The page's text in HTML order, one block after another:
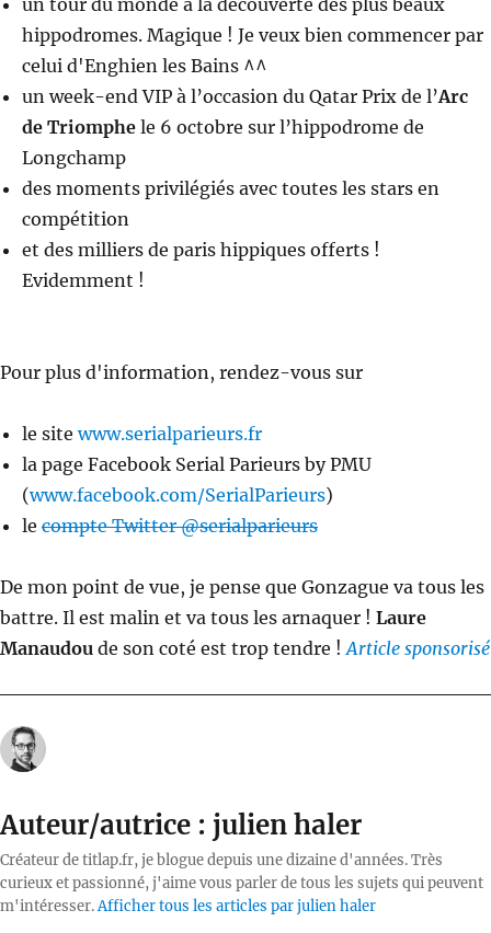
un tour du monde à la découverte des plus beaux
hippodromes. Magique ! Je veux bien commencer par
celui d'Enghien les Bains ^^
un week-end VIP à l’occasion du Qatar Prix de l’Arc
de Triomphe le 6 octobre sur l’hippodrome de
Longchamp
des moments privilégiés avec toutes les stars en
compétition
et des milliers de paris hippiques offerts !
Evidemment !
Pour plus d'information, rendez-vous sur
le sitewww.serialparieurs.fr
la page Facebook Serial Parieurs by PMU
(www.facebook.com/SerialParieurs)
le compte Twitter @serialparieurs
De mon point de vue, je pense que Gonzague va tous les
battre. Il est malin et va tous les arnaquer ! Laure
Manaudou de son coté est trop tendre !Article sponsorisé
Auteur/autrice : julien haler
Créateur de titlap.fr, je blogue depuis une dizaine d'années. Très
curieux et passionné, j'aime vous parler de tous les sujets qui peuvent
m'intéresser.Afficher tous les articles par julien haler